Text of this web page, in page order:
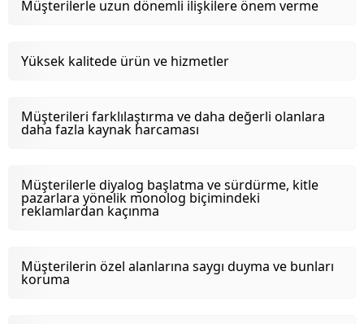
Müşterilerle uzun dönemli ilişkilere önem verme
Yüksek kalitede ürün ve hizmetler
Müşterileri farklılaştırma ve daha değerli olanlara
daha fazla kaynak harcaması
Müşterilerle diyalog başlatma ve sürdürme, kitle
pazarlara yönelik monolog biçimindeki
reklamlardan kaçınma
Müşterilerin özel alanlarına saygı duyma ve bunları
koruma